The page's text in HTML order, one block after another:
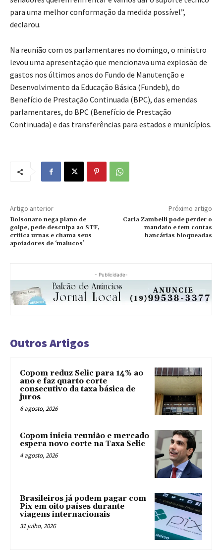
para uma melhor conformação da medida possível”,
declarou.
Na reunião com os parlamentares no domingo, o ministro
levou uma apresentação que mencionava uma explosão de
gastos nos últimos anos do Fundo de Manutenção e
Desenvolvimento da Educação Básica (Fundeb), do
Benefício de Prestação Continuada (BPC), das emendas
parlamentares, do BPC (Benefício de Prestação
Continuada) e das transferências para estados e municípios.
Artigo anterior
Bolsonaro nega plano de
golpe, pede desculpa ao STF,
critica urnas e chama seus
apoiadores de ‘malucos’
Próximo artigo
Carla Zambelli pode perder o
mandato e tem contas
bancárias bloqueadas
- Publicidade-
Outros Artigos
Copom reduz Selic para 14% ao
ano e faz quarto corte
consecutivo da taxa básica de
juros
6 agosto, 2026
Copom inicia reunião e mercado
espera novo corte na Taxa Selic
4 agosto, 2026
Brasileiros já podem pagar com
Pix em oito países durante
viagens internacionais
31 julho, 2026